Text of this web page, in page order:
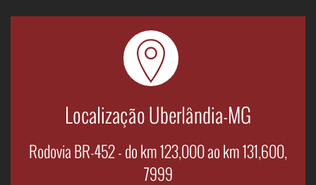
Localização Uberlândia-MG
Rodovia BR-452 - do km 123,000 ao km 131,600,
7999